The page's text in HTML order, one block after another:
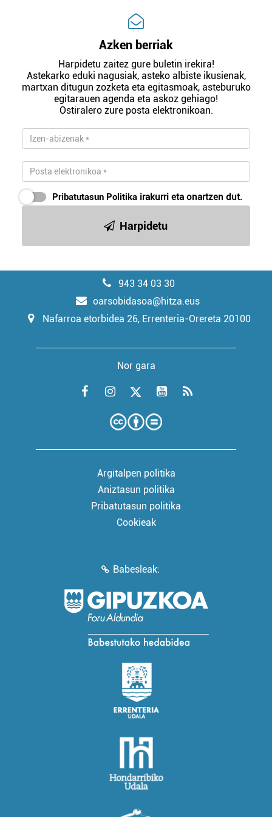
Azken berriak
Harpidetu zaitez gure buletin irekira!
Astekarko eduki nagusiak, asteko albiste ikusienak,
martxan ditugun zozketa eta egitasmoak, asteburuko
egitarauen agenda eta askoz gehiago!
Ostiralero zure posta elektronikoan.
Pribatutasun Politika irakurri eta onartzen dut.
Harpidetu
943 34 03 30
oarsobidasoa@hitza.eus
Nafarroa etorbidea 26, Errenteria-Orereta 20100
Nor gara
Argitalpen politika
Aniztasun politika
Pribatutasun politika
Cookieak
Babesleak: